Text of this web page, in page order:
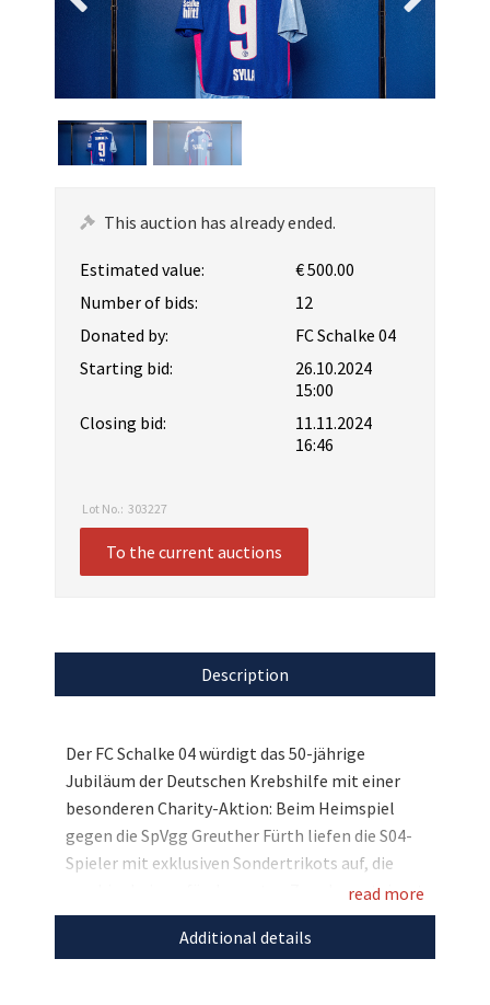
This auction has already ended.
Estimated value:
€ 500.00
Number of bids:
12
Donated by:
FC Schalke 04
Starting bid:
26.10.2024
15:00
Closing bid:
11.11.2024
16:46
Lot No.: 303227
To the current auctions
Description
Der FC Schalke 04 würdigt das 50-jährige
Jubiläum der Deutschen Krebshilfe mit einer
besonderen Charity-Aktion: Beim Heimspiel
gegen die SpVgg Greuther Fürth liefen die S04-
Spieler mit exklusiven Sondertrikots auf, die
nun hier bei uns für den guten Zweck versteigert
werden! Die Trikots tragen einen Retro-
Schriftzug der Deutschen Krebshilfe und sind in
read more
Additional details